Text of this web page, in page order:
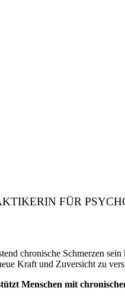
FÜR
chronische Schmerzen
Kraft und Zuversicht zu
Menschen mit